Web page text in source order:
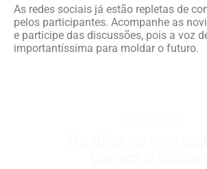
As redes sociais já estão repletas de
pelos participantes. Acompanhe as
e participe das discussões, pois a voz
importantíssima para moldar o futuro.